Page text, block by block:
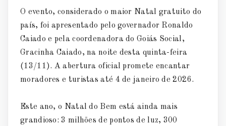
O evento, considerado o maior Natal gratuito do
país, foi apresentado pelo governador Ronaldo
Caiado e pela coordenadora do Goiás Social,
Gracinha Caiado, na noite desta quinta-feira
(13/11). A abertura oficial promete encantar
moradores e turistas até 4 de janeiro de 2026.
Este ano, o Natal do Bem está ainda mais
grandioso: 3 milhões de pontos de luz, 300